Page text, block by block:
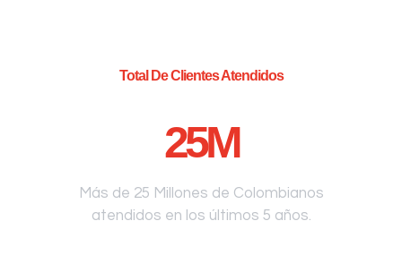
Total De Clientes Atendidos
25M
Más de 25 Millones de Colombianos
atendidos en los últimos 5 años.